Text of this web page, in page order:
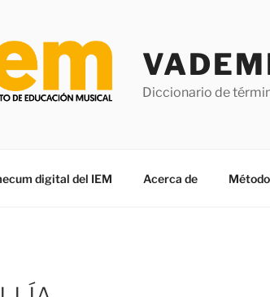
Diccionario de
digital del IEM Acerca de